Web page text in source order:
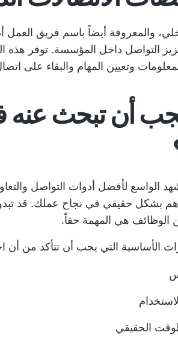
والمعروفة أيضاً باسم فريق العمل
التواصل داخل المؤسسة. توفر هذه
وتعيين المهام والبقاء على
أن تبحث عنه
الواسع لأفضل أدوات التواصل
بشكل حقيقي في نجاح عملك. قد تبدو
الوظائف هي المهمة حقاً.
الأساسية التي يجب أن تتأكد من أن
الحقيقي